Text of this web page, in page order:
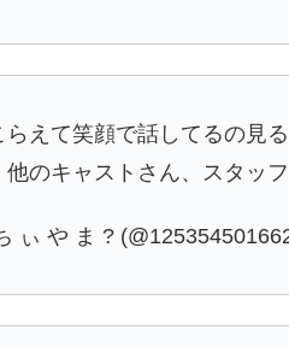
らえて笑顔で話してるの見
他のキャストさん、スタッ
ぃ や ま ?